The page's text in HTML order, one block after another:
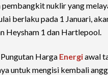
nuklir yang
berlaku pada 1 Januari,
Heysham 1 dan Hartlepool.
Harga Energiawal
untuk mengisi kembali